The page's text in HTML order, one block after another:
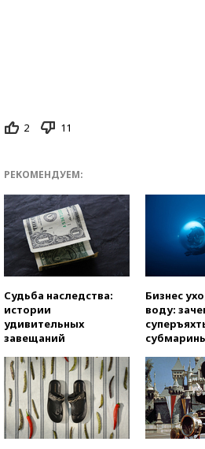
2 11
РЕКОМЕНДУЕМ:
Судьба наследства:
истории
удивительных
завещаний
Бизнес
воду: